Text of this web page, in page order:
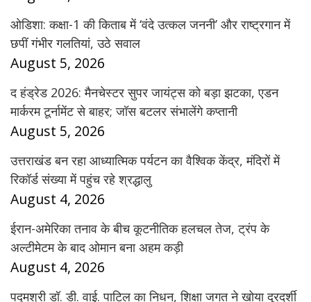
ओडिशा: कक्षा-1 की किताब में ‘वंदे उत्कल जननी’ और राष्ट्रगान में
छपीं गंभीर गलतियां, उठे सवाल
August 5, 2026
द हंड्रेड 2026: मैनचेस्टर सुपर जायंट्स को बड़ा झटका, एडन
मार्करम टूर्नामेंट से बाहर; जॉस बटलर संभालेंगे कप्तानी
August 5, 2026
उत्तराखंड बन रहा आध्यात्मिक पर्यटन का वैश्विक केंद्र, मंदिरों में
रिकॉर्ड संख्या में पहुंच रहे श्रद्धालु
August 4, 2026
ईरान-अमेरिका तनाव के बीच कूटनीतिक हलचल तेज, ट्रंप के
अल्टीमेटम के बाद ओमान बना अहम कड़ी
August 4, 2026
पद्मश्री डॉ. डी. वाई. पाटिल का निधन, शिक्षा जगत ने खोया दूरदर्शी